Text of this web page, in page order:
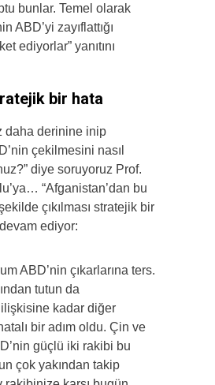
bunlar. Temel olarak
ABD’yi zayıflattığı
ediyorlar” yanıtını
bir hata
daha derinine inip
çekilmesini nasıl
diye soruyoruz Prof.
“Afganistan’dan bu
çıkılması stratejik bir
ediyor:
ABD’nin çıkarlarına ters.
tutun da
kadar diğer
bir adım oldu. Çin ve
güçlü iki rakibi bu
çok yakından takip